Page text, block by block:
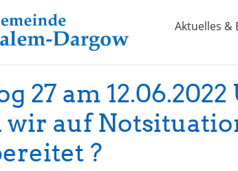
Aktuelles &
27 am
wir auf
?